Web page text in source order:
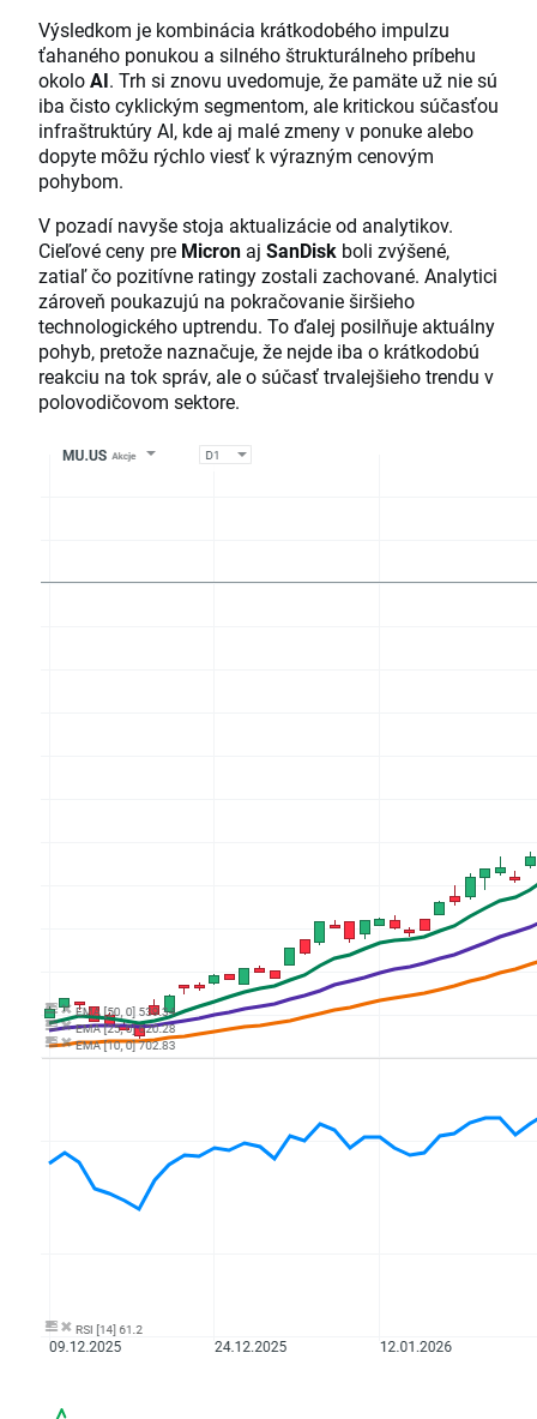
Výsledkom je kombinácia krátkodobého impulzu
ťahaného ponukou a silného štrukturálneho príbehu
okoloAI. Trh si znovu uvedomuje, že pamäte už nie sú
iba čisto cyklickým segmentom, ale kritickou súčasťou
infraštruktúry AI, kde aj malé zmeny v ponuke alebo
dopyte môžu rýchlo viesť k výrazným cenovým
pohybom.
V pozadí navyše stoja aktualizácie od analytikov.
Cieľové ceny pre Micron aj SanDisk boli zvýšené,
zatiaľ čo pozitívne ratingy zostali zachované. Analytici
zároveň poukazujú na pokračovanie širšieho
technologického uptrendu. To ďalej posilňuje aktuálny
pohyb, pretože naznačuje, že nejde iba o krátkodobú
reakciu na tok správ, ale o súčasť trvalejšieho trendu v
polovodičovom sektore.